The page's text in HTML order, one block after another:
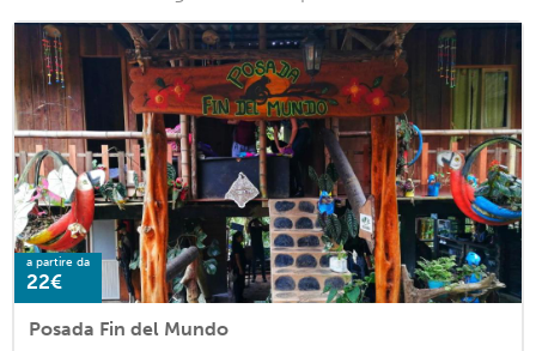
a partire da
22€
Posada Fin del Mundo